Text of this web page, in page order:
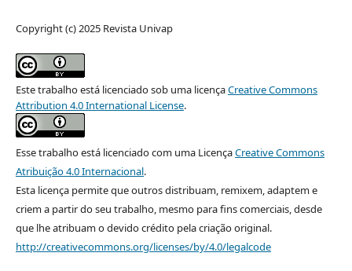
Copyright (c) 2025 Revista Univap
Este trabalho está licenciado sob uma licençaCreative Commons
Attribution 4.0 International License.
Esse trabalho está licenciado com uma LicençaCreative Commons
Atribuição 4.0 Internacional.
Esta licença permite que outros distribuam, remixem, adaptem e
criem a partir do seu trabalho, mesmo para fins comerciais, desde
que lhe atribuam o devido crédito pela criação original.
http://creativecommons.org/licenses/by/4.0/legalcode